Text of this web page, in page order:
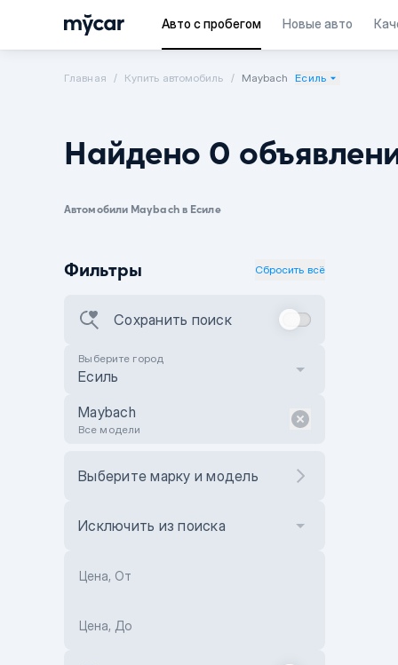
Авто с пробегом Новые авто
Главная Купить автомобиль Maybach Есиль
Найдено 0
Автомобили Maybach в Есиле
Фильтры Сбросить всё
Сохранить поиск
Выберите город
Есиль
Maybach
Все модели
Выберите марку и модель
Исключить из поиска
Цена, От
Цена, До